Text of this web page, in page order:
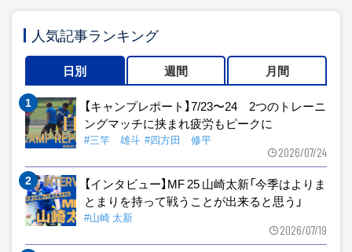
人気記事ランキング
日別 週間 月間
【キャンプレポート】7/23〜24 2つのトレーニ
ングマッチに挟まれ疲労もピークに
#三竿 雄斗 #四方田 修平
2026/07/24
【インタビュー】MF 25 山崎太新「今季はよりま
とまりを持って戦うことが出来ると思う」
#山崎 太新
2026/07/19